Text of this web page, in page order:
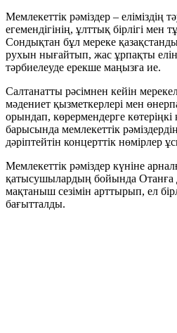
Мемлекеттік рәміздер – еліміздің
егемендігінің, ұлттық бірлігі мен
Сондықтан бұл мереке
рухын нығайтып, жас ұрпақты
тәрбиелеуде ерекше маңызға ие.
Салтанатты рәсімнен кейін
мәдениет қызметкерлері мен
орындап, көрермендерге
барысында мемлекеттік
дәріптейтін концерттік нөмірлер
Мемлекеттік рәміздер күніне
қатысушылардың бойында Отанға
мақтаныш сезімін арттырып, ел
бағытталды.